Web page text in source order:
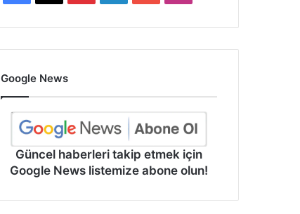
Google News
Güncel haberleri takip etmek için
Google News listemize abone olun!